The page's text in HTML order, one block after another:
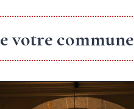
votre commune